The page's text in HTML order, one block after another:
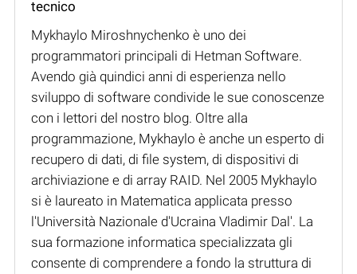
tecnico
Mykhaylo Miroshnychenko è uno dei
programmatori principali di Hetman Software.
Avendo già quindici anni di esperienza nello
sviluppo di software condivide le sue conoscenze
con i lettori del nostro blog. Oltre alla
programmazione, Mykhaylo è anche un esperto di
recupero di dati, di file system, di dispositivi di
archiviazione e di array RAID. Nel 2005 Mykhaylo
si è laureato in Matematica applicata presso
l'Università Nazionale d'Ucraina Vladimir Dal'. La
sua formazione informatica specializzata gli
consente di comprendere a fondo la struttura di